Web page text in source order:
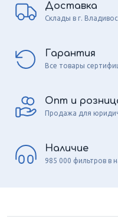
Доставка
Склады в г.
Гарантия
Все товары
Опт и
Продажа для
Наличие
985 000 фильтров в